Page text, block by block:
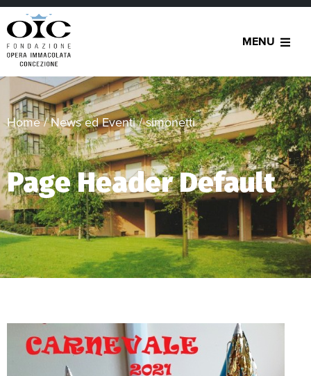
MENU
Home/News ed Eventi/simonetti
Page Header Default